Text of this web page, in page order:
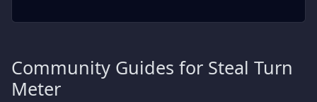
Community Guides for Steal Turn
Meter